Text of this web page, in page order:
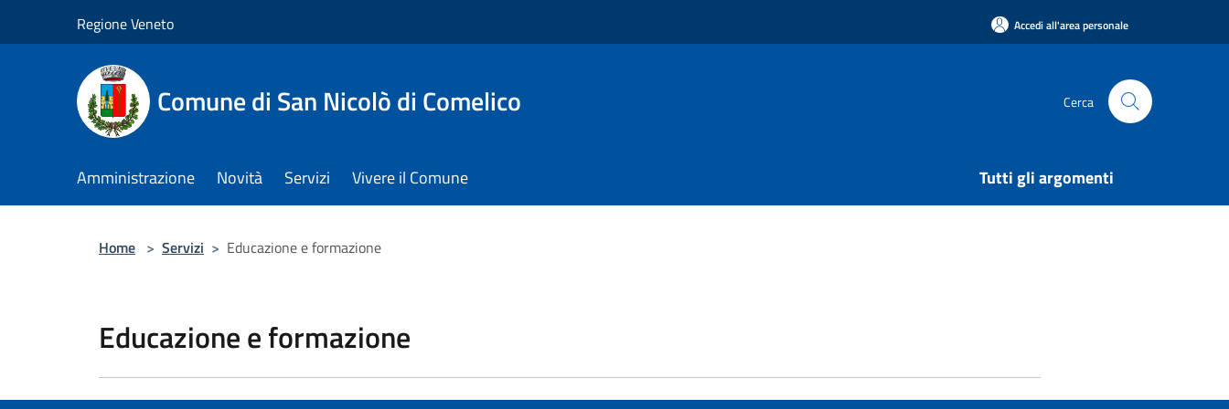
Regione Veneto Accedi all'area personale
Comune di San Nicolò di Comelico Cerca
Amministrazione Novità Servizi Vivere il Comune Tutti gli argomenti
Home > Servizi > Educazione e formazione
Educazione e formazione